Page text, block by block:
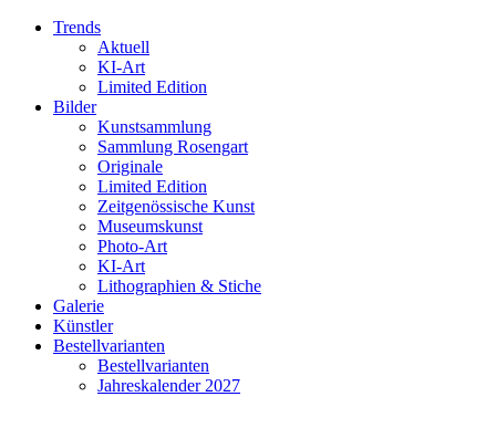
Trends
Aktuell
KI-Art
Limited Edition
Bilder
Kunstsammlung
Sammlung Rosengart
Originale
Limited Edition
Zeitgenössische Kunst
Museumskunst
Photo-Art
KI-Art
Lithographien & Stiche
Galerie
Künstler
Bestellvarianten
Bestellvarianten
Jahreskalender 2027